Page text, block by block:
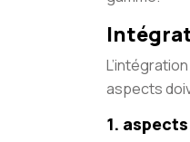
aspects
1.